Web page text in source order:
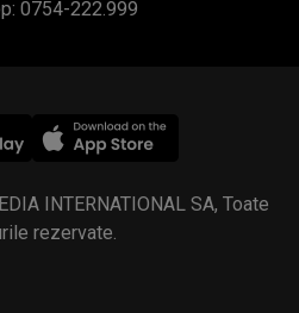
rezervate.